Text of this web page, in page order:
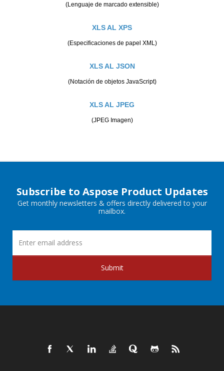
(Lenguaje de marcado extensible)
XLS AL XPS
(Especificaciones de papel XML)
XLS AL JSON
(Notación de objetos JavaScript)
XLS AL JPEG
(JPEG Imagen)
Subscribe to Aspose Product Updates
Get monthly newsletters & offers directly delivered to your
mailbox.
Submit